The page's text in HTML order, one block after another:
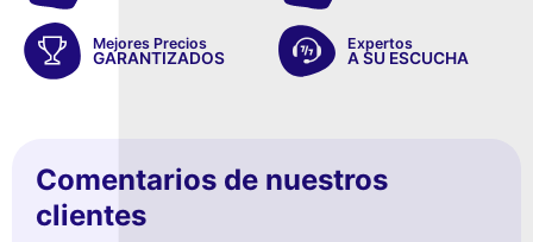
Mejores Precios
GARANTIZADOS
Expertos
A SU ESCUCHA
Comentarios de nuestros
clientes